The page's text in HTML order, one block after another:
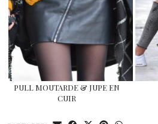
PULL MOUTARDE & JUPE EN
CUIR